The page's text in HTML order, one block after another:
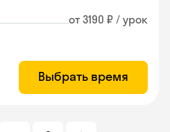
от 3190 ₽ / урок
Выбрать время